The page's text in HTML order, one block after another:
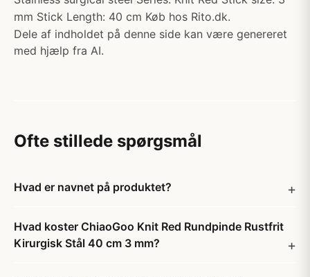
mm Stick Length: 40 cm Køb hos Rito.dk.
Dele af indholdet på denne side kan være genereret
med hjælp fra AI.
Ofte stillede spørgsmål
Hvad er navnet på produktet?
Hvad koster ChiaoGoo Knit Red Rundpinde Rustfrit
Kirurgisk Stål 40 cm 3 mm?